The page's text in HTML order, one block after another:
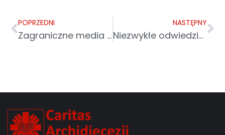
POPRZEDNI
Zagraniczne media o nas
NASTĘPNY
Niezwykłe odwiedziny